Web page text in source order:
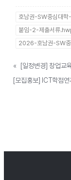
호남권-SW중심대
붙임-2-제출서류
2026-호남권-SW
«
[일정변경] 창업교